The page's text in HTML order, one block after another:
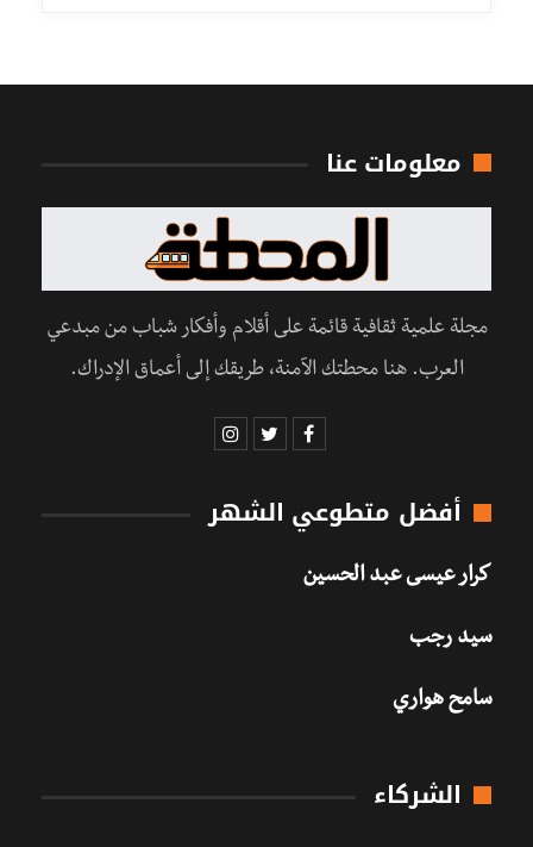
معلومات عنا
مجلة علمية ثقافية قائمة على أقلام وأفكار شباب من مبدعي
العرب. هنا محطتك الآمنة، طريقك إلى أعماق الإدراك.
أفضل متطوعي الشهر
كرار عيسى عبد الحسين
سيد رجب
سامح هواري
الشركاء